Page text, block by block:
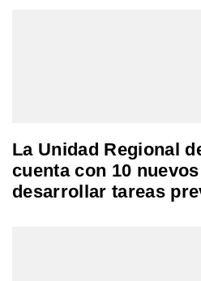
La Unidad Regional
cuenta con 10
desarrollar tareas